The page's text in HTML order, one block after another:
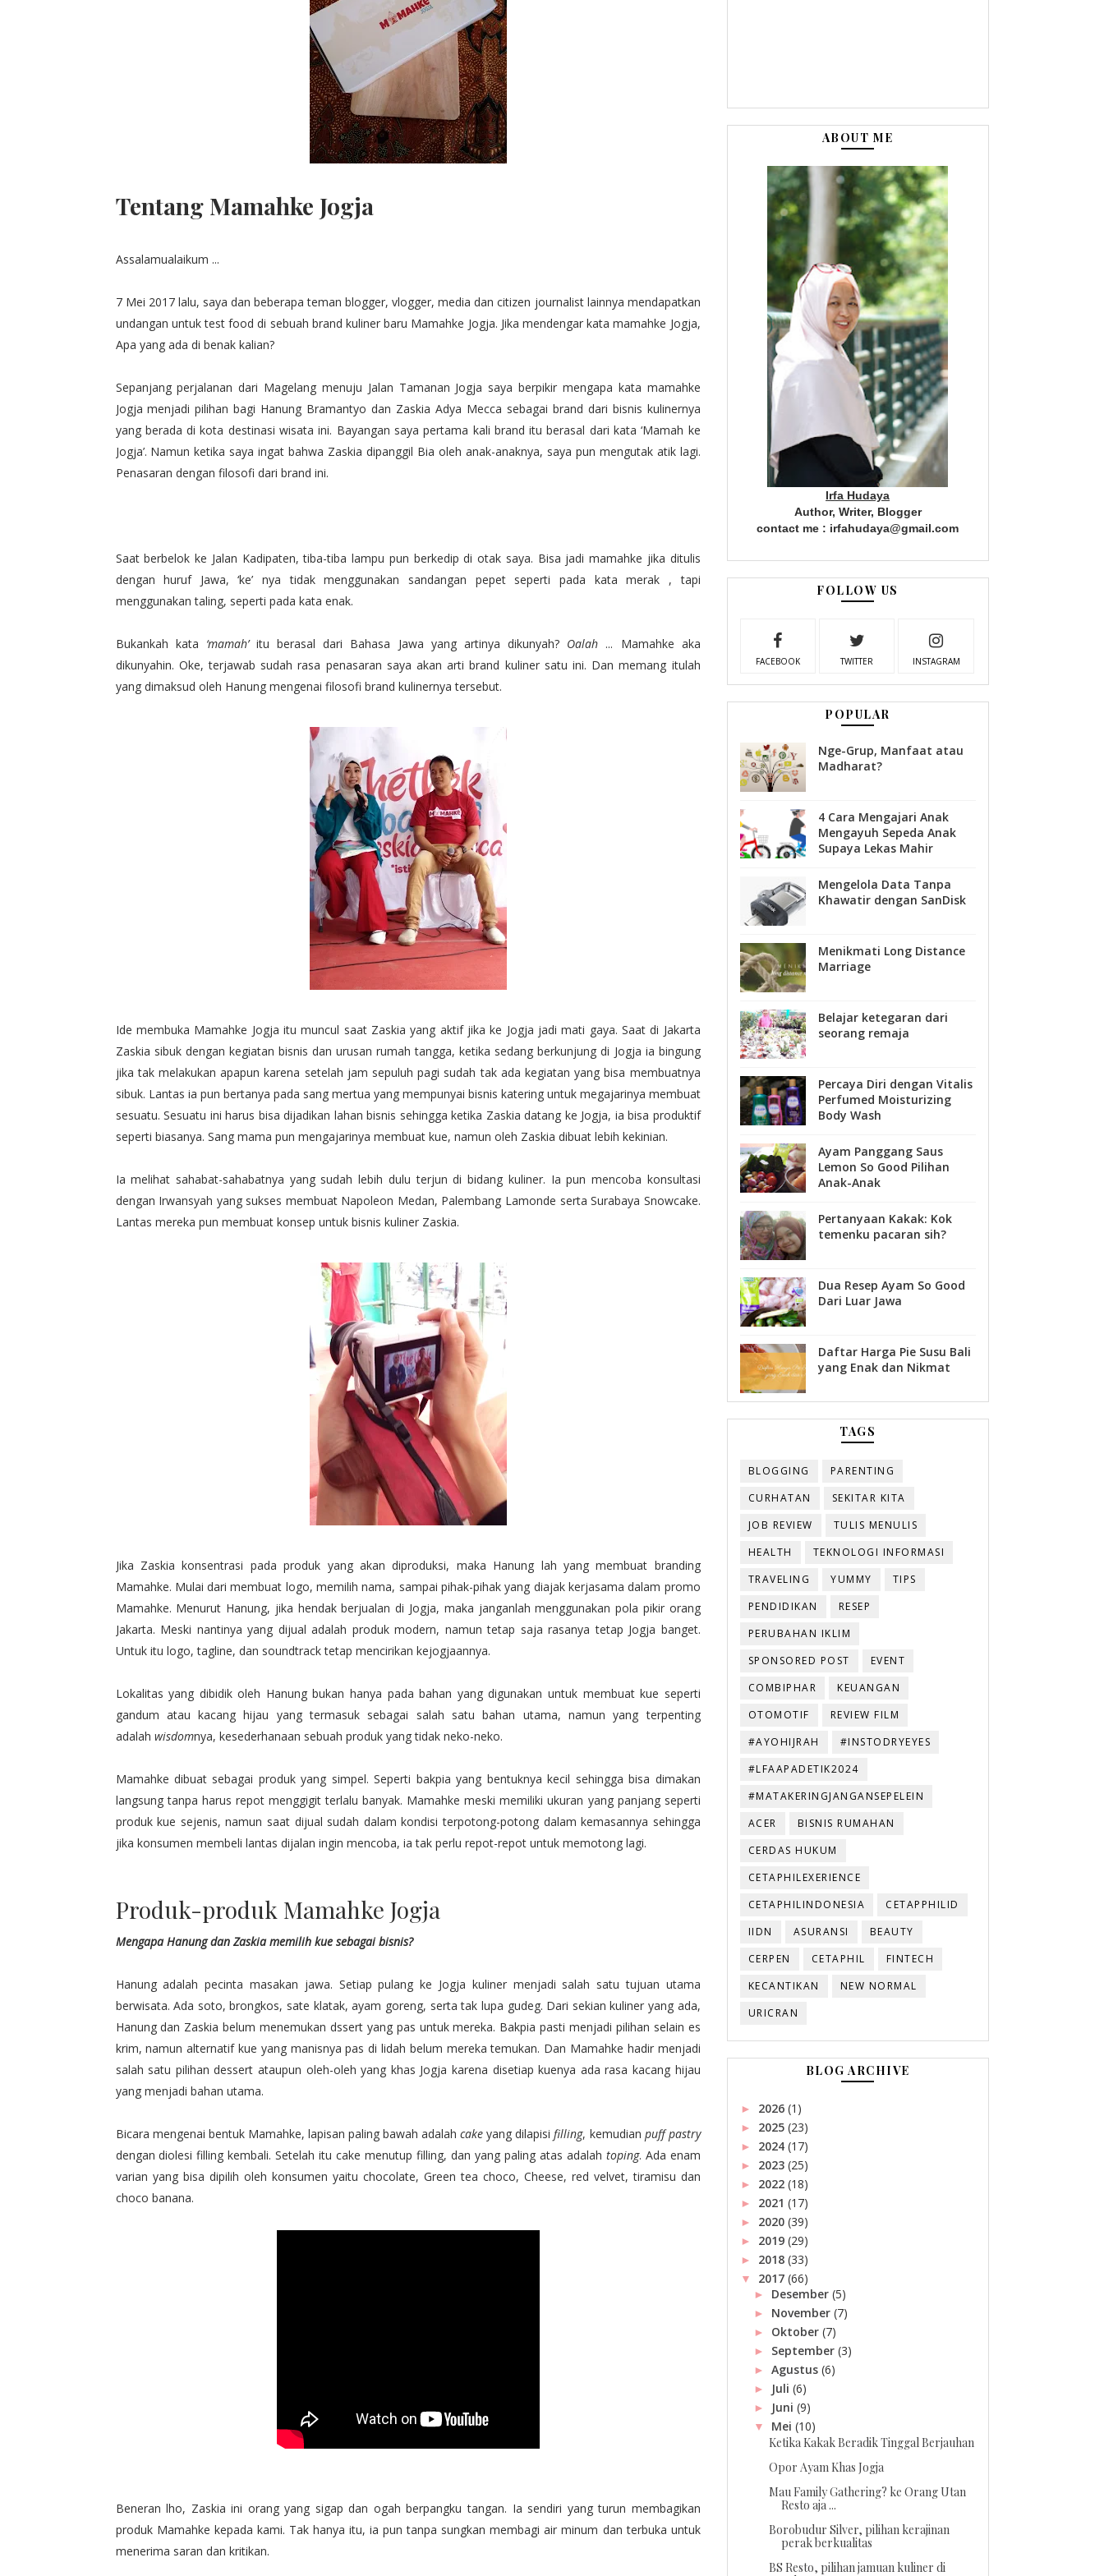
Tentang Mamahke Jogja
Assalamualaikum ...
7 Mei 2017 lalu, saya dan beberapa teman blogger, vlogger, media dan citizen journalist lainnya mendapatkan
undangan untuk test food di sebuah brand kuliner baru Mamahke Jogja. Jika mendengar kata mamahke Jogja,
Apa yang ada di benak kalian?
Sepanjang perjalanan dari Magelang menuju Jalan Tamanan Jogja saya berpikir mengapa kata mamahke
Jogja menjadi pilihan bagi Hanung Bramantyo dan Zaskia Adya Mecca sebagai brand dari bisnis kulinernya
yang berada di kota destinasi wisata ini. Bayangan saya pertama kali brand itu berasal dari kata ‘Mamah ke
Jogja’. Namun ketika saya ingat bahwa Zaskia dipanggil Bia oleh anak-anaknya, saya pun mengutak atik lagi.
Penasaran dengan filosofi dari brand ini.
Saat berbelok ke Jalan Kadipaten, tiba-tiba lampu pun berkedip di otak saya. Bisa jadi mamahke jika ditulis
dengan huruf Jawa, ‘ke’ nya tidak menggunakan sandangan pepet seperti pada kata merak , tapi
menggunakan taling, seperti pada kata enak.
Bukankah kata ‘mamah’itu berasal dari Bahasa Jawa yang artinya dikunyah? Oalah ... Mamahke aka
dikunyahin. Oke, terjawab sudah rasa penasaran saya akan arti brand kuliner satu ini. Dan memang itulah
yang dimaksud oleh Hanung mengenai filosofi brand kulinernya tersebut.
Ide membuka Mamahke Jogja itu muncul saat Zaskia yang aktif jika ke Jogja jadi mati gaya. Saat di Jakarta
Zaskia sibuk dengan kegiatan bisnis dan urusan rumah tangga, ketika sedang berkunjung di Jogja ia bingung
jika tak melakukan apapun karena setelah jam sepuluh pagi sudah tak ada kegiatan yang bisa membuatnya
sibuk. Lantas ia pun bertanya pada sang mertua yang mempunyai bisnis katering untuk megajarinya membuat
sesuatu. Sesuatu ini harus bisa dijadikan lahan bisnis sehingga ketika Zaskia datang ke Jogja, ia bisa produktif
seperti biasanya. Sang mama pun mengajarinya membuat kue, namun oleh Zaskia dibuat lebih kekinian.
Ia melihat sahabat-sahabatnya yang sudah lebih dulu terjun di bidang kuliner. Ia pun mencoba konsultasi
dengan Irwansyah yang sukses membuat Napoleon Medan, Palembang Lamonde serta Surabaya Snowcake.
Lantas mereka pun membuat konsep untuk bisnis kuliner Zaskia.
Jika Zaskia konsentrasi pada produk yang akan diproduksi, maka Hanung lah yang membuat branding
Mamahke. Mulai dari membuat logo, memilih nama, sampai pihak-pihak yang diajak kerjasama dalam promo
Mamahke. Menurut Hanung, jika hendak berjualan di Jogja, maka janganlah menggunakan pola pikir orang
Jakarta. Meski nantinya yang dijual adalah produk modern, namun tetap saja rasanya tetap Jogja banget.
Untuk itu logo, tagline, dan soundtrack tetap mencirikan kejogjaannya.
Lokalitas yang dibidik oleh Hanung bukan hanya pada bahan yang digunakan untuk membuat kue seperti
gandum atau kacang hijau yang termasuk sebagai salah satu bahan utama, namun yang terpenting
adalah wisdomnya, kesederhanaan sebuah produk yang tidak neko-neko.
Mamahke dibuat sebagai produk yang simpel. Seperti bakpia yang bentuknya kecil sehingga bisa dimakan
langsung tanpa harus repot menggigit terlalu banyak. Mamahke meski memiliki ukuran yang panjang seperti
produk kue sejenis, namun saat dijual sudah dalam kondisi terpotong-potong dalam kemasannya sehingga
jika konsumen membeli lantas dijalan ingin mencoba, ia tak perlu repot-repot untuk memotong lagi.
Produk-produk Mamahke Jogja
Mengapa Hanung dan Zaskia memilih kue sebagai bisnis?
Hanung adalah pecinta masakan jawa. Setiap pulang ke Jogja kuliner menjadi salah satu tujuan utama
berwisata. Ada soto, brongkos, sate klatak, ayam goreng, serta tak lupa gudeg. Dari sekian kuliner yang ada,
Hanung dan Zaskia belum menemukan dssert yang pas untuk mereka. Bakpia pasti menjadi pilihan selain es
krim, namun alternatif kue yang manisnya pas di lidah belum mereka temukan. Dan Mamahke hadir menjadi
salah satu pilihan dessert ataupun oleh-oleh yang khas Jogja karena disetiap kuenya ada rasa kacang hijau
yang menjadi bahan utama.
Bicara mengenai bentuk Mamahke, lapisan paling bawah adalahcake yang dilapisifilling, kemudian puff pastry
dengan diolesi filling kembali. Setelah itu cake menutup filling, dan yang paling atas adalah toping. Ada enam
varian yang bisa dipilih oleh konsumen yaitu chocolate, Green tea choco, Cheese, red velvet, tiramisu dan
choco banana.
Beneran lho, Zaskia ini orang yang sigap dan ogah berpangku tangan. Ia sendiri yang turun membagikan
produk Mamahke kepada kami. Tak hanya itu, ia pun tanpa sungkan membagi air minum dan terbuka untuk
menerima saran dan kritikan.
ABOUT ME
Irfa Hudaya
Author, Writer, Blogger
contact me : irfahudaya@gmail.com
FOLLOW US
FACEBOOK TWITTER INSTAGRAM
POPULAR
Nge-Grup, Manfaat atau
Madharat?
4 Cara Mengajari Anak
Mengayuh Sepeda Anak
Supaya Lekas Mahir
Mengelola Data Tanpa
Khawatir dengan SanDisk
Menikmati Long Distance
Marriage
Belajar ketegaran dari
seorang remaja
Percaya Diri dengan Vitalis
Perfumed Moisturizing
Body Wash
Ayam Panggang Saus
Lemon So Good Pilihan
Anak-Anak
Pertanyaan Kakak: Kok
temenku pacaran sih?
Dua Resep Ayam So Good
Dari Luar Jawa
Daftar Harga Pie Susu Bali
yang Enak dan Nikmat
TAGS
BLOGGING
PARENTING
CURHATAN
SEKITAR KITA
JOB REVIEW
TULIS MENULIS
HEALTH
TEKNOLOGI INFORMASI
TRAVELING
YUMMY
TIPS
PENDIDIKAN
RESEP
PERUBAHAN IKLIM
SPONSORED POST
EVENT
COMBIPHAR
KEUANGAN
OTOMOTIF
REVIEW FILM
#AYOHIJRAH
#INSTODRYEYES
#LFAAPADETIK2024
#MATAKERINGJANGANSEPELEIN
ACER
BISNIS RUMAHAN
CERDAS HUKUM
CETAPHILEXERIENCE
CETAPHILINDONESIA
CETAPPHILID
IIDN
ASURANSI
BEAUTY
CERPEN
CETAPHIL
FINTECH
KECANTIKAN
NEW NORMAL
URICRAN
BLOG ARCHIVE
► 2026 (1)
► 2025 (23)
► 2024 (17)
► 2023 (25)
► 2022 (18)
► 2021 (17)
► 2020 (39)
► 2019 (29)
► 2018 (33)
▼ 2017 (66)
► Desember(5)
► November(7)
► Oktober(7)
► September(3)
►Agustus(6)
► Juli(6)
► Juni(9)
▼ Mei(10)
Ketika Kakak Beradik Tinggal Berjauhan
Opor Ayam Khas Jogja
Mau Family Gathering? ke Orang Utan
Resto aja ...
Borobudur Silver, pilihan kerajinan
perak berkualitas
BS Resto, pilihan jamuan kuliner di